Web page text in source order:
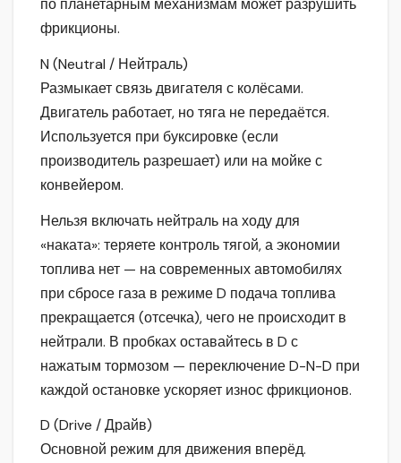
по планетарным механизмам может разрушить
фрикционы.
N (Neutral / Нейтраль)
Размыкает связь двигателя с колёсами.
Двигатель работает, но тяга не передаётся.
Используется при буксировке (если
производитель разрешает) или на мойке с
конвейером.
Нельзя включать нейтраль на ходу для
«наката»: теряете контроль тягой, а экономии
топлива нет — на современных автомобилях
при сбросе газа в режиме D подача топлива
прекращается (отсечка), чего не происходит в
нейтрали. В пробках оставайтесь в D с
нажатым тормозом — переключение D-N-D при
каждой остановке ускоряет износ фрикционов.
D (Drive / Драйв)
Основной режим для движения вперёд.